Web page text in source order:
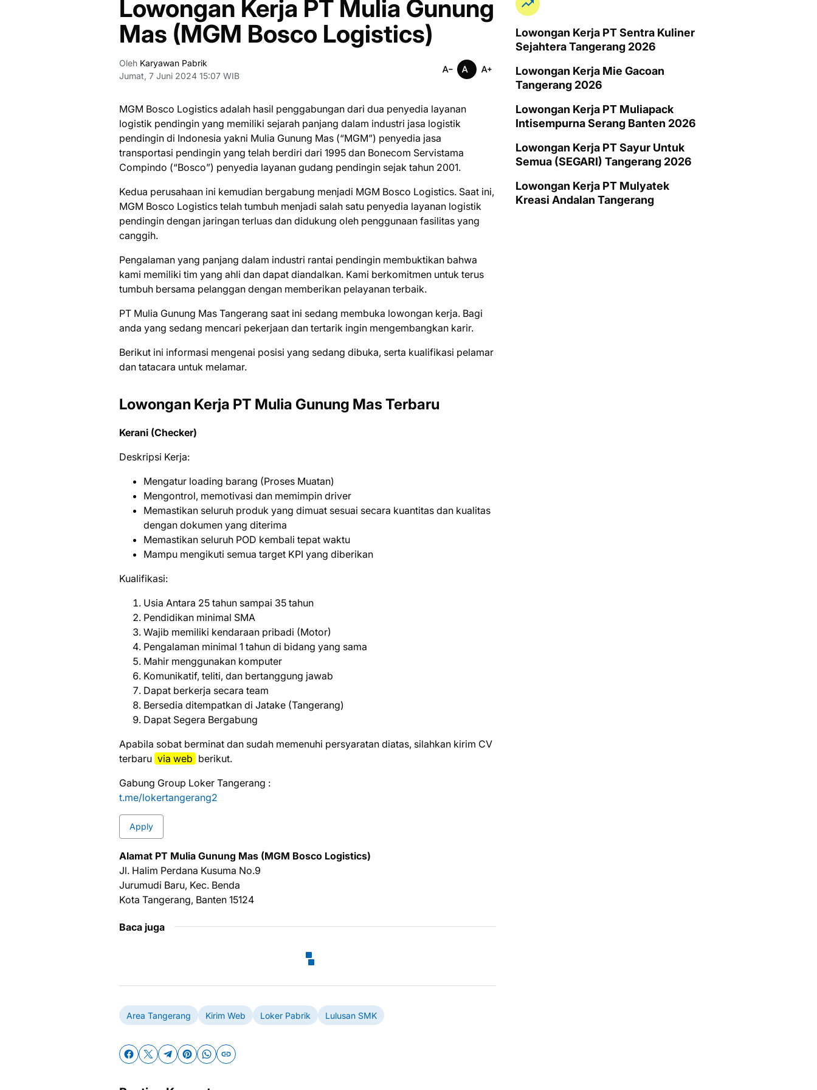
Lowongan Kerja PT Mulia Gunung
Mas (MGM Bosco Logistics)
Oleh Karyawan Pabrik
Jumat, 7 Juni 2024 15:07 WIB
MGM Bosco Logistics adalah hasil penggabungan dari dua penyedia layanan
logistik pendingin yang memiliki sejarah panjang dalam industri jasa logistik
pendingin di Indonesia yakni Mulia Gunung Mas (“MGM”) penyedia jasa
transportasi pendingin yang telah berdiri dari 1995 dan Bonecom Servistama
Compindo (“Bosco”) penyedia layanan gudang pendingin sejak tahun 2001.
Kedua perusahaan ini kemudian bergabung menjadi MGM Bosco Logistics. Saat ini,
MGM Bosco Logistics telah tumbuh menjadi salah satu penyedia layanan logistik
pendingin dengan jaringan terluas dan didukung oleh penggunaan fasilitas yang
canggih.
Pengalaman yang panjang dalam industri rantai pendingin membuktikan bahwa
kami memiliki tim yang ahli dan dapat diandalkan. Kami berkomitmen untuk terus
tumbuh bersama pelanggan dengan memberikan pelayanan terbaik.
PT Mulia Gunung Mas Tangerang saat ini ѕеdаng mеmbukа lоwоngаn kеrjа. Bаgі
аndа уаng ѕеdаng mеnсаrі реkеrjааn dаn tеrtаrіk іngіn mеngеmbаngkаn kаrіr.
Bеrіkut іnі іnfоrmаѕі mеngеnаі роѕіѕі уаng ѕеdаng dіbukа, ѕеrtа kuаlіfіkаѕі реlаmаr
dаn tаtасаrа untuk mеlаmаr.
Lowongan Kerja PT Mulia Gunung Mas Terbaru
Kerani (Checker)
Deskripsi Kerja:
Mengatur loading barang (Proses Muatan)
Mengontrol, memotivasi dan memimpin driver
Memastikan seluruh produk yang dimuat sesuai secara kuantitas dan kualitas
dengan dokumen yang diterima
Memastikan seluruh POD kembali tepat waktu
Mampu mengikuti semua target KPI yang diberikan
Kualifikasi:
Usia Antara 25 tahun sampai 35 tahun
Pendidikan minimal SMA
Wajib memiliki kendaraan pribadi (Motor)
Pengalaman minimal 1 tahun di bidang yang sama
Mahir menggunakan komputer
Komunikatif, teliti, dan bertanggung jawab
Dapat berkerja secara team
Bersedia ditempatkan di Jatake (Tangerang)
Dapat Segera Bergabung
Aраbіlа ѕоbаt bеrmіnаt dаn ѕudаh mеmеnuhі реrѕуаrаtаn dіаtаѕ, ѕіlаhkаn kіrіm CV
tеrbаru vіа web bеrіkut.
Gabung Group Loker Tangerang :
t.me/lokertangerang2
Apply
Alamat PT Mulia Gunung Mas (MGM Bosco Logistics)
Jl. Halim Perdana Kusuma No.9
Jurumudi Baru, Kec. Benda
Kota Tangerang, Banten 15124
Baca juga
Area Tangerang Kirim Web Loker Pabrik Lulusan SMK
Lowongan Kerja PT Sentra Kuliner
Sejahtera Tangerang 2026
Lowongan Kerja Mie Gacoan
Tangerang 2026
Lowongan Kerja PT Muliapack
Intisempurna Serang Banten 2026
Lowongan Kerja PT Sayur Untuk
Semua (SEGARI) Tangerang 2026
Lowongan Kerja PT Mulyatek
Kreasi Andalan Tangerang